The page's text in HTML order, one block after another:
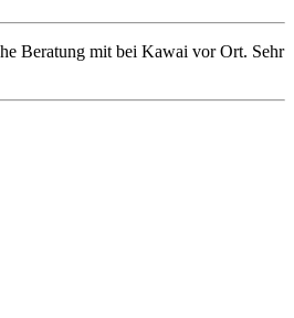
Beratung mit bei Kawai vor Ort. Sehr